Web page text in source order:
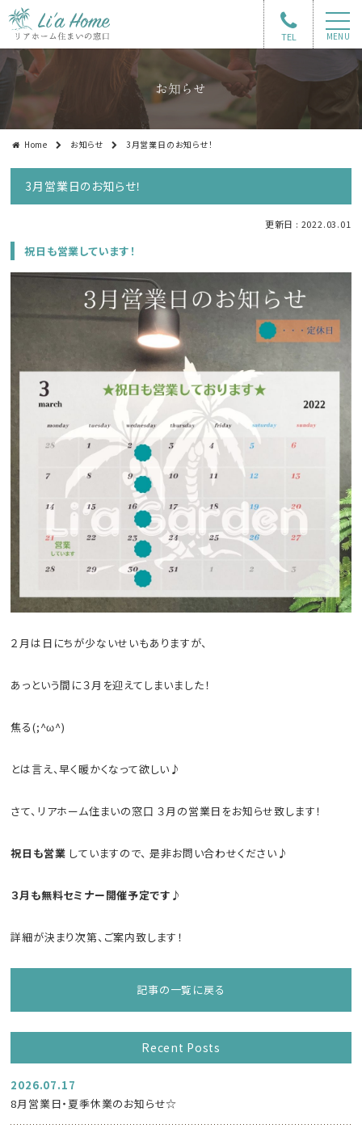
MENU
TEL
お知らせ
Home お知らせ 3月営業日のお知らせ！
3月営業日のお知らせ！
更新日 : 2022.03.01
祝日も営業しています！
２月は日にちが少ないせいもありますが、
あっという間に３月を迎えてしまいました！
焦る(;^ω^)
とは言え、早く暖かくなって欲しい♪
さて、リアホーム住まいの窓口 ３月の営業日をお知らせ致します！
祝日も営業 していますので、 是非お問い合わせください♪
３月も無料セミナー開催予定です♪
詳細が決まり次第、ご案内致します！
記事の一覧に戻る
Recent Posts
2026.07.17
8月営業日・夏季休業のお知らせ☆